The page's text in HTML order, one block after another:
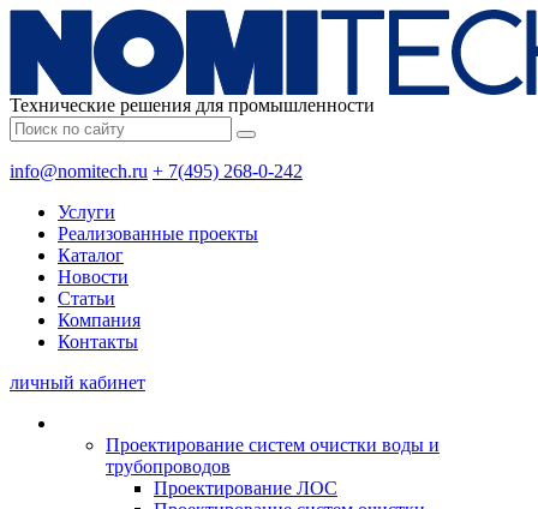
Технические решения для промышленности
info@nomitech.ru + 7(495) 268-0-242
Услуги
Реализованные проекты
Каталог
Новости
Статьи
Компания
Контакты
личный кабинет
Проектирование систем очистки воды и
трубопроводов
Проектирование ЛОС